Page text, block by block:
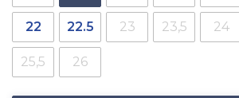
22 22.5 23 23,5 24
25,5 26